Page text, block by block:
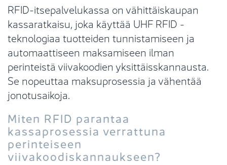
RFID-itsepalvelukassa on vähittäiskaupan
kassaratkaisu, joka käyttää UHF RFID -
teknologiaa tuotteiden tunnistamiseen ja
automaattiseen maksamiseen ilman
perinteistä viivakoodien yksittäisskannausta.
Se nopeuttaa maksuprosessia ja vähentää
jonotusaikoja.
Miten RFID parantaa
kassaprosessia verrattuna
perinteiseen
viivakoodiskannaukseen?